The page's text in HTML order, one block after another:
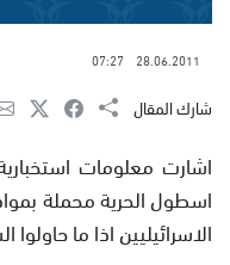
28.06.2011
07:27
شارك المقال
اشارت معلومات
اسطول الحرية محملة
الاسرائيليين اذا ما